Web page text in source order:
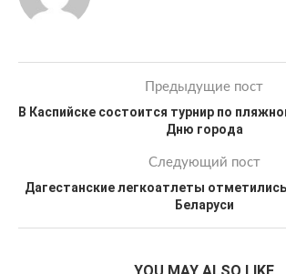
Предыдущие пост
В Каспийске состоится турнир по
Дню города
Следующий пост
Дагестанские легкоатлеты
Беларуси